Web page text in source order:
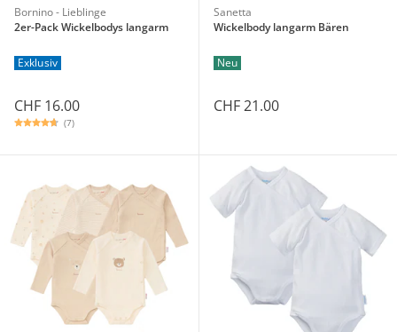
Bornino - Lieblinge
2er-Pack Wickelbodys langarm
Exklusiv
CHF 16.00
(7)
Sanetta
Wickelbody langarm Bären
Neu
CHF 21.00